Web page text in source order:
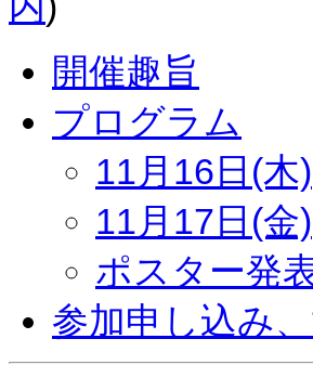
開催趣旨
プログラム
11月16日(木)
11月17日(金)
ポスター発
参加申し込み